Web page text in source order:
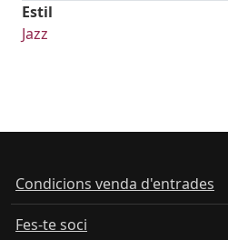
Estil
Jazz
Condicions venda d'entrades
Fes-te soci